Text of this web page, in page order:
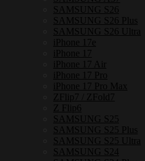
SAMSUNG S26
SAMSUNG S26 Plus
SAMSUNG S26 Ultra
iPhone 17e
iPhone 17
iPhone 17 Air
iPhone 17 Pro
iPhone 17 Pro Max
ZFlip7 / ZFold7
Z Flip6
SAMSUNG S25
SAMSUNG S25 Plus
SAMSUNG S25 Ultra
SAMSUNG S24